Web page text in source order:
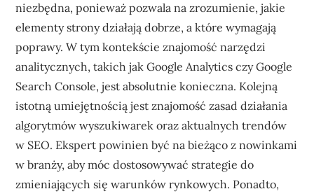
niezbędna, ponieważ pozwala na zrozumienie, jakie
elementy strony działają dobrze, a które wymagają
poprawy. W tym kontekście znajomość narzędzi
analitycznych, takich jak Google Analytics czy Google
Search Console, jest absolutnie konieczna. Kolejną
istotną umiejętnością jest znajomość zasad działania
algorytmów wyszukiwarek oraz aktualnych trendów
w SEO. Ekspert powinien być na bieżąco z nowinkami
w branży, aby móc dostosowywać strategie do
zmieniających się warunków rynkowych. Ponadto,